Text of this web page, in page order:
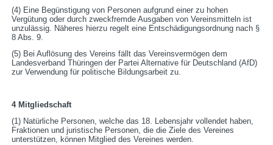
(4) Eine Begünstigung von Personen aufgrund einer zu hohen
Vergütung oder durch zweckfremde Ausgaben von Vereinsmitteln ist
unzulässig. Näheres hierzu regelt eine Entschädigungsordnung nach §
8 Abs. 9.
(5) Bei Auflösung des Vereins fällt das Vereinsvermögen dem
Landesverband Thüringen der Partei Alternative für Deutschland (AfD)
zur Verwendung für politische Bildungsarbeit zu.
4 Mitgliedschaft
(1) Natürliche Personen, welche das 18. Lebensjahr vollendet haben,
Fraktionen und juristische Personen, die die Ziele des Vereines
unterstützen, können Mitglied des Vereines werden.